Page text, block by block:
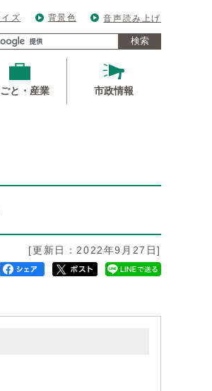
ズ 背景色 音声読み上げ
検索
と・産業 市政情報
[更新日：2022年9月27日]